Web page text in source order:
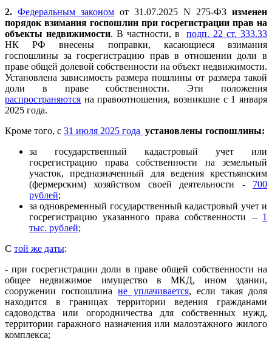
2. Федеральным законом от 31.07.2025 N 275-ФЗ изменен
порядок взимания госпошлин при госрегистрации прав на
объекты недвижимости. В частности, вподп. 22 ст. 333.33
НК РФ внесены поправки, касающиеся взимания
госпошлины за госрегистрацию прав в отношении доли в
праве общей долевой собственности на объект недвижимости.
Установлена зависимость размера пошлины от размера такой
доли в праве собственности. Эти положения
распространяются на правоотношения, возникшие с 1 января
2025 года.
Кроме того, с 31 июля 2025 года установлены госпошлины:
за государственный кадастровый учет или
госрегистрацию права собственности на земельный
участок, предназначенный для ведения крестьянским
(фермерским) хозяйством своей деятельности - 700
рублей;
за одновременный государственный кадастровый учет и
госрегистрацию указанного права собственности – 1
тыс. рублей;
С той же даты:
- при госрегистрации доли в праве общей собственности на
общее недвижимое имущество в МКД, ином здании,
сооружении госпошлинане уплачивается, если такая доля
находится в границах территории ведения гражданами
садоводства или огородничества для собственных нужд,
территории гаражного назначения или малоэтажного жилого
комплекса;